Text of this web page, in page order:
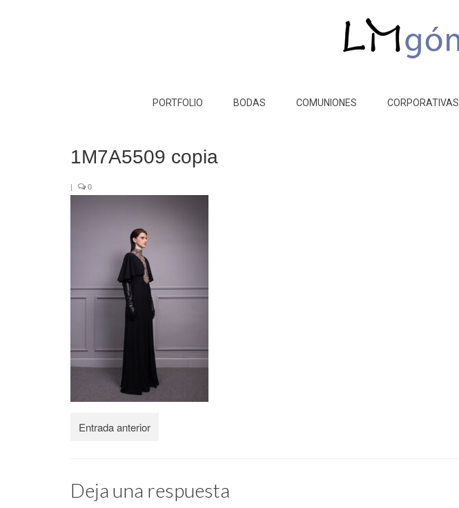
PORTFOLIO BODAS COMUNIONES CORPORATIVAS
1M7A5509 copia
| 0
Entrada anterior
Deja una respuesta